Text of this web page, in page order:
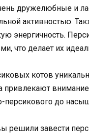
дружелюбные и
активностью.
энергичность.
что делает их
котов
привлекают
персикового до
решили завести